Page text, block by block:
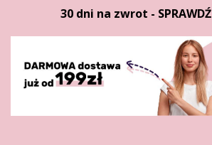
30 dni na zwrot - SPRAWDŹ